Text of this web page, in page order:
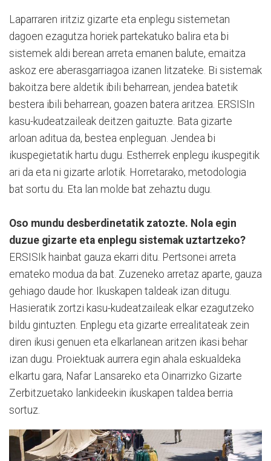
Laparraren iritziz gizarte eta enplegu sistemetan
dagoen ezagutza horiek partekatuko balira eta bi
sistemek aldi berean arreta emanen balute, emaitza
askoz ere aberasgarriagoa izanen litzateke. Bi sistemak
bakoitza bere aldetik ibili beharrean, jendea batetik
bestera ibili beharrean, goazen batera aritzea. ERSISIn
kasu-kudeatzaileak deitzen gaituzte. Bata gizarte
arloan aditua da, bestea enpleguan. Jendea bi
ikuspegietatik hartu dugu. Estherrek enplegu ikuspegitik
ari da eta ni gizarte arlotik. Horretarako, metodologia
bat sortu du. Eta lan molde bat zehaztu dugu.
Oso mundu desberdinetatik zatozte. Nola egin
duzue gizarte eta enplegu sistemak uztartzeko?
ERSISIk hainbat gauza ekarri ditu. Pertsonei arreta
emateko modua da bat. Zuzeneko arretaz aparte, gauza
gehiago daude hor. Ikuskapen taldeak izan ditugu.
Hasieratik zortzi kasu-kudeatzaileak elkar ezagutzeko
bildu gintuzten. Enplegu eta gizarte errealitateak zein
diren ikusi genuen eta elkarlanean aritzen ikasi behar
izan dugu. Proiektuak aurrera egin ahala eskualdeka
elkartu gara, Nafar Lansareko eta Oinarrizko Gizarte
Zerbitzuetako lankideekin ikuskapen taldea berria
sortuz.